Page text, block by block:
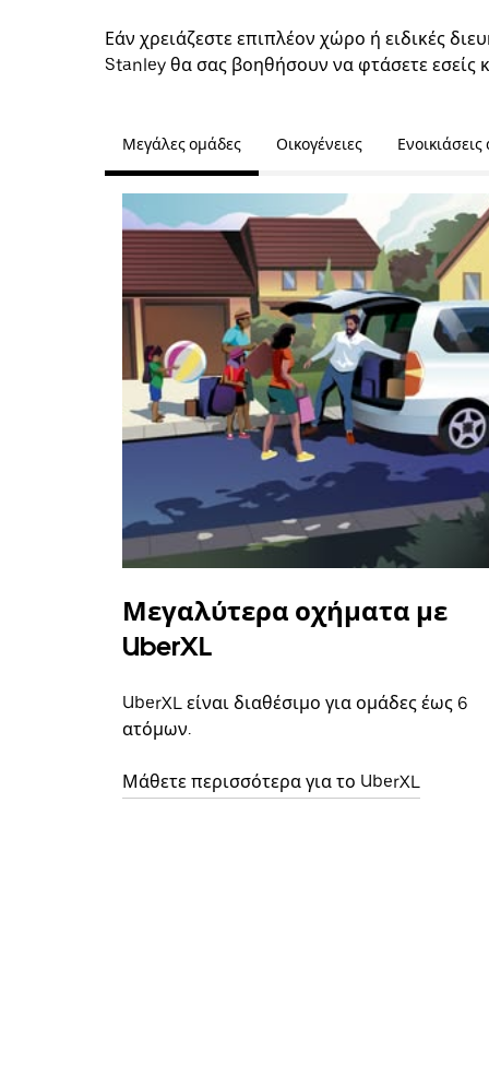
Εάν χρειάζεστε επιπλέον χώρο ή ειδικές
Stanley θα σας βοηθήσουν να φτάσετε εσείς
Μεγάλες ομάδες Οικογένειες
Μεγαλύτερα οχήματα με
UberXL
UberXL είναι διαθέσιμο για ομάδες έως 6
ατόμων.
Μάθετε περισσότερα για το UberXL